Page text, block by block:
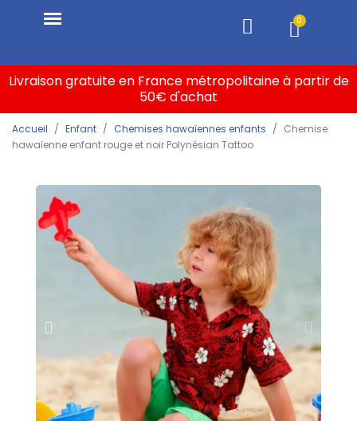
Livraison gratuite en France métropolitaine à partir de
50€ d'achat
Accueil Enfant Chemises hawaïennes enfants
Chemise
hawaïenne enfant rouge et noir Polynésian Tattoo